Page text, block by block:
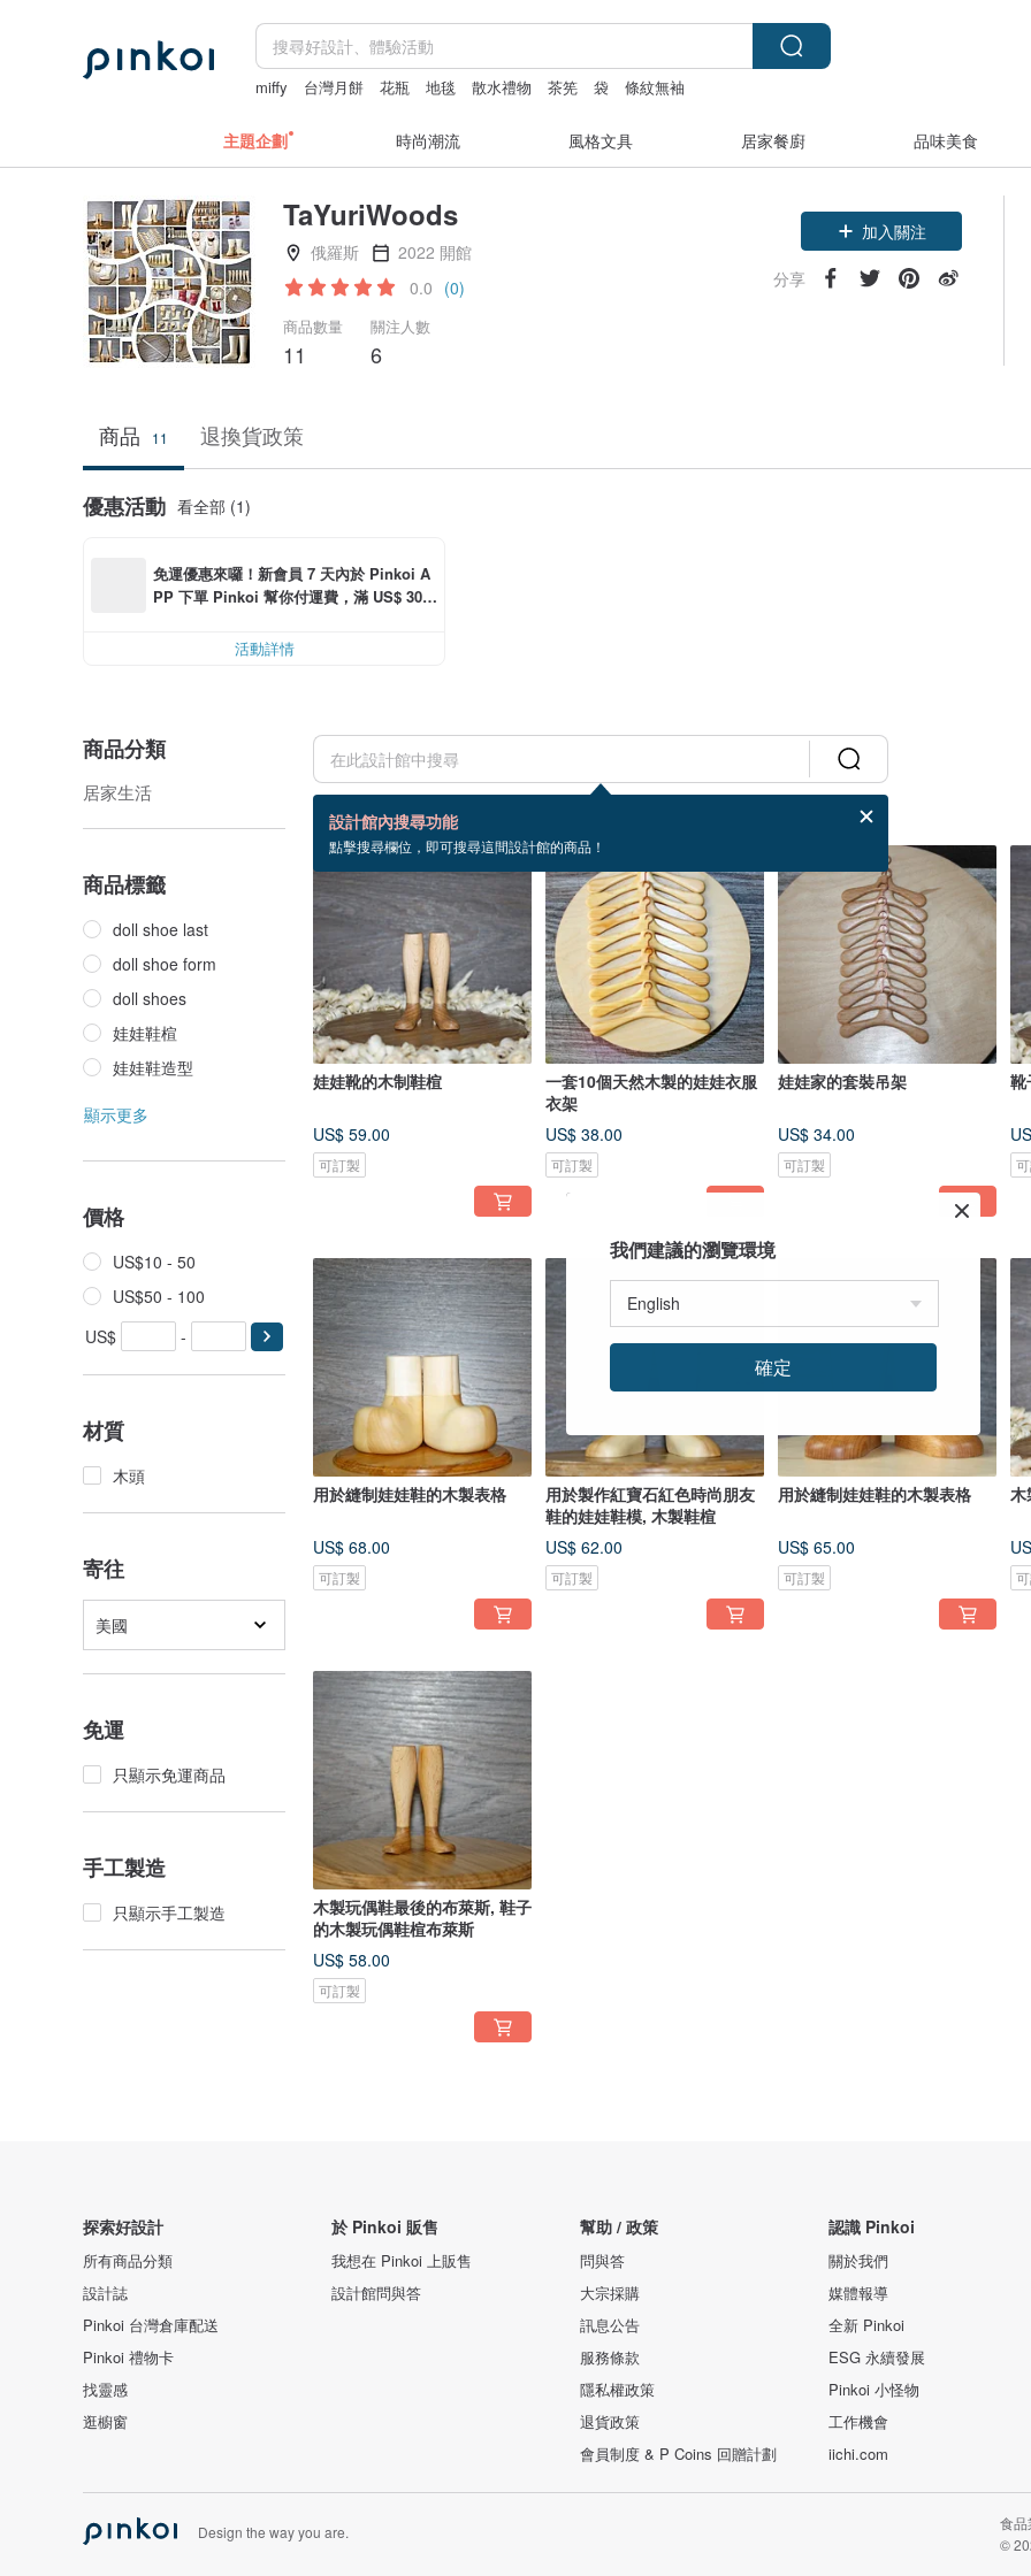
miffy 台灣月餅 花瓶 地毯 散水禮物 茶筅 袋 條紋無袖
主題企劃 時尚潮流 風格文具 居家餐廚 品味美食
TaYuriWoods
俄羅斯
2022 開館
0.0 (0)
商品數量
11
關注人數
6
加入關注
分享
商品 11 退換貨政策
優惠活動 看全部 (1)
免運優惠來囉！新會員 7 天內於 Pinkoi A
PP 下單 Pinkoi 幫你付運費，滿 US$ 30.0
活動詳情
商品分類
居家生活
商品標籤
doll shoe last
doll shoe form
doll shoes
娃娃鞋楦
娃娃鞋造型
顯示更多
價格
US$10 - 50
US$50 - 100
US$
-
材質
木頭
寄往
美國
免運
只顯示免運商品
手工製造
只顯示手工製造
設計館內搜尋功能
點擊搜尋欄位，即可搜尋這間設計館的商品！
11 個商品
娃娃靴的木制鞋楦
US$ 59.00
可訂製
一套10個天然木製的娃娃衣服
衣架
US$ 38.00
可訂製
娃娃家的套裝吊架
US$ 34.00
可訂製
靴
用於縫制娃娃鞋的木製表格
US$ 68.00
可訂製
用於製作紅寶石紅色時尚朋友
鞋的娃娃鞋模, 木製鞋楦
US$ 62.00
可訂製
用於縫制娃娃鞋的木製表格
US$ 65.00
可訂製
木
木製玩偶鞋最後的布萊斯, 鞋子
的木製玩偶鞋楦布萊斯
US$ 58.00
可訂製
探索好設計
所有商品分類
設計誌
Pinkoi 台灣倉庫配送
Pinkoi 禮物卡
找靈感
逛櫥窗
於 Pinkoi 販售
我想在 Pinkoi 上販售
設計館問與答
幫助 / 政策
問與答
大宗採購
訊息公告
服務條款
隱私權政策
退貨政策
會員制度 & P Coins 回贈計劃
認識 Pinkoi
關於我們
媒體報導
全新 Pinkoi
ESG 永續發展
Pinkoi 小怪物
工作機會
iichi.com
Design the way you are.
食
©
我們建議的瀏覽環境
確定